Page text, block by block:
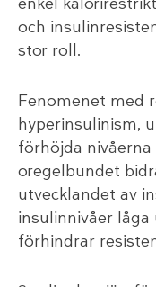
och
stor roll.
Fenomenet med
hyperinsulinism,
förhöjda
oregelbundet
utvecklandet av
insulinnivåer
förhindrar